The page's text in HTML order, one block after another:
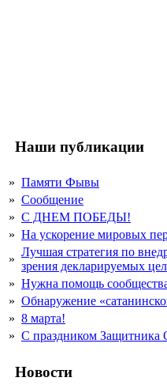
Наши публикации
» Памяти Фывы
» Сообщение
» С ДНЕМ ПОБЕДЫ!
» На ускорение мировых
»
Лучшая стратегия по
зрения декларируемых
» Нужна помощь
» Обнаружение
» 8 марта!
» С праздником Защитника
Новости